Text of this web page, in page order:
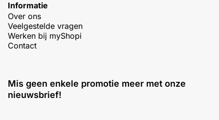
Informatie
Over ons
Veelgestelde vragen
Werken bij myShopi
Contact
Mis geen enkele promotie meer met onze
nieuwsbrief!